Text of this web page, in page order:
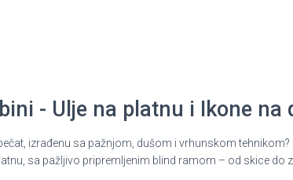
- Ulje na platnu i Ikone na
izrađenu sa pažnjom, dušom i vrhunskom tehnikom?
sa pažljivo pripremljenim blind ramom – od skice do